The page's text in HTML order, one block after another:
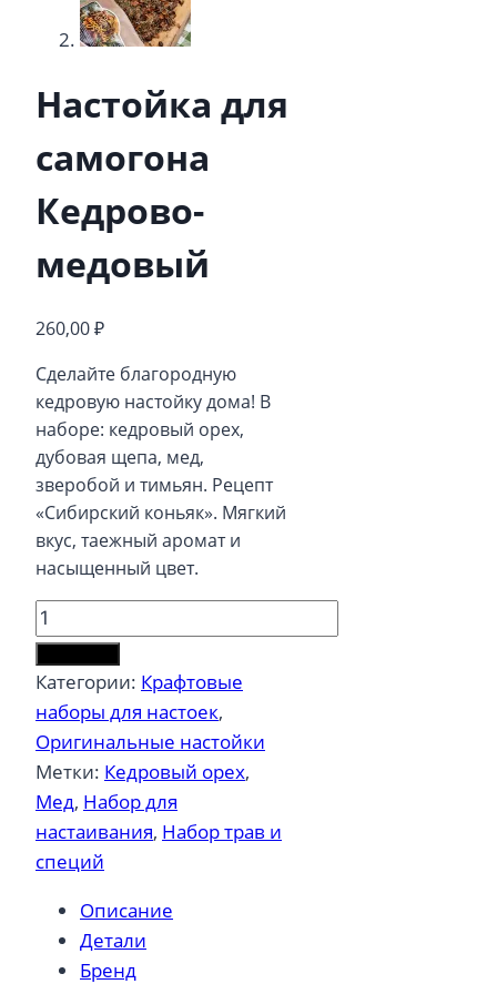
Настойка для
самогона
Кедрово-
медовый
260,00₽
Сделайте благородную
кедровую настойку дома! В
наборе: кедровый орех,
дубовая щепа, мед,
зверобой и тимьян. Рецепт
«Сибирский коньяк». Мягкий
вкус, таежный аромат и
насыщенный цвет.
Количество
товара
Настойка
для
самогона
Кедрово-
медовый
Категории: Крафтовые
наборы для настоек,
Оригинальные настойки
Метки: Кедровый орех,
Мед, Набор для
настаивания, Набор трав и
специй
Описание
Детали
Бренд